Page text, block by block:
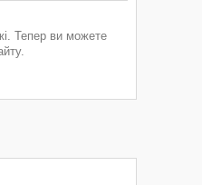
Тепер ви можете